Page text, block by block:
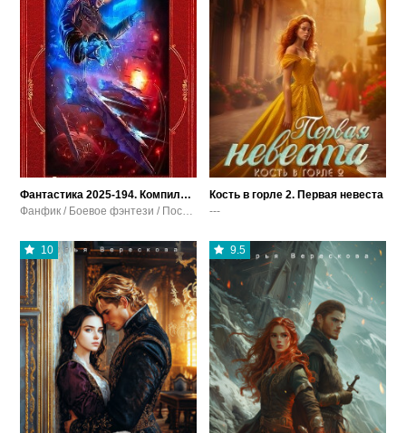
Фантастика 2025-194. Компиляция. Книги 1-27
Фанфик / Боевое фэнтези / Постапокалипсис / Боевая фантастика
Кость в горле 2. Первая невеста
---
10 9.5